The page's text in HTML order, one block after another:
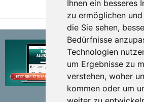
Ihnen ein besseres
zu ermöglichen
die Sie sehen,
Bedürfnisse
Technologien
um Ergebnisse zu
verstehen, woher
kommen oder um